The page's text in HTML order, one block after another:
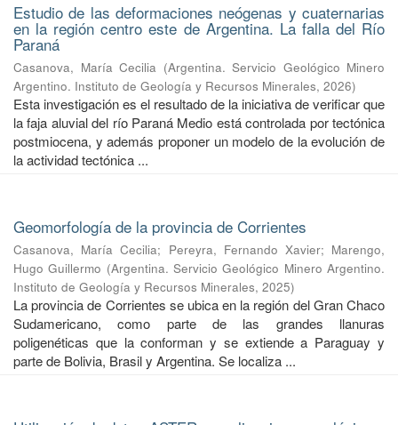
Estudio de las deformaciones neógenas y cuaternarias
en la región centro este de Argentina. La falla del Río
Paraná
Casanova, María Cecilia (Argentina. Servicio Geológico Minero
Argentino. Instituto de Geología y Recursos Minerales, 2026)
Esta investigación es el resultado de la iniciativa de verificar que
la faja aluvial del río Paraná Medio está controlada por tectónica
postmiocena, y además proponer un modelo de la evolución de
la actividad tectónica ...
Geomorfología de la provincia de Corrientes
Casanova, María Cecilia; Pereyra, Fernando Xavier; Marengo,
Hugo Guillermo (Argentina. Servicio Geológico Minero Argentino.
Instituto de Geología y Recursos Minerales, 2025)
La provincia de Corrientes se ubica en la región del Gran Chaco
Sudamericano, como parte de las grandes llanuras
poligenéticas que la conforman y se extiende a Paraguay y
parte de Bolivia, Brasil y Argentina. Se localiza ...